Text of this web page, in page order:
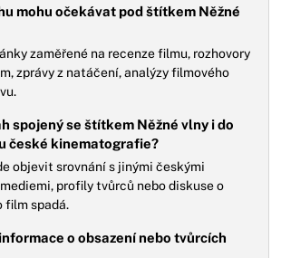
mohu očekávat pod štítkem Něžné
zaměřené na recenze filmu, rozhovory
zprávy z natáčení, analýzy filmového
spojený se štítkem Něžné vlny i do
české kinematografie?
objevit srovnání s jinými českými
profily tvůrců nebo diskuse o
film spadá.
o obsazení nebo tvůrcích